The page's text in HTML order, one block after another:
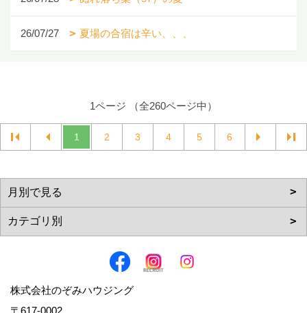
26/07/27 夏場の合宿は辛い、、、
1ページ （全260ページ中）
1 2 3 4 5 6
株式会社のぞみハウジング